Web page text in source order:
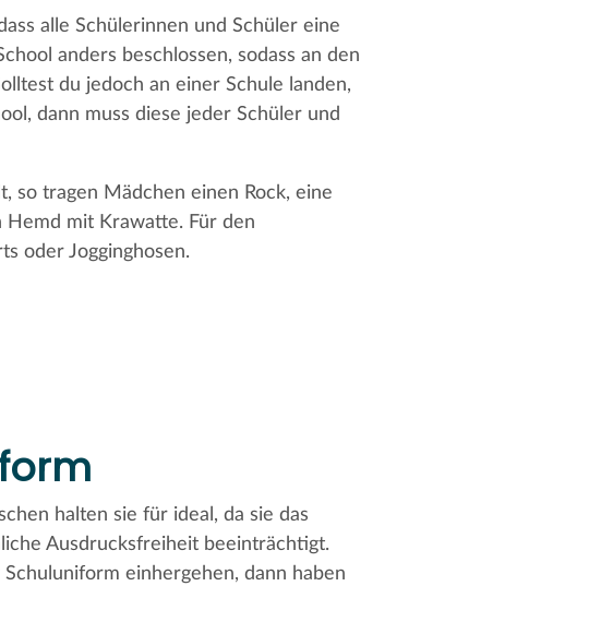
alle Schülerinnen und Schüler eine
anders beschlossen, sodass an den
du jedoch an einer Schule landen,
dann muss diese jeder Schüler und
so tragen Mädchen einen Rock, eine
Hemd mit Krawatte. Für den
oder Jogginghosen.
halten sie für ideal, da sie das
Ausdrucksfreiheit beeinträchtigt.
einhergehen, dann haben